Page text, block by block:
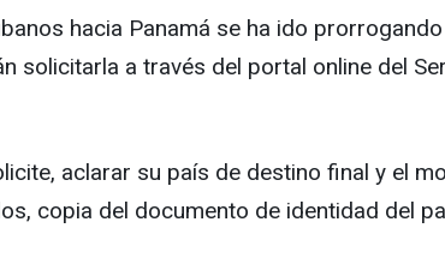
hacia Panamá se ha ido
solicitarla a través del portal online del
aclarar su país de destino final y el
copia del documento de identidad del